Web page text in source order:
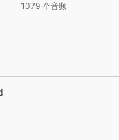
1079 个音频